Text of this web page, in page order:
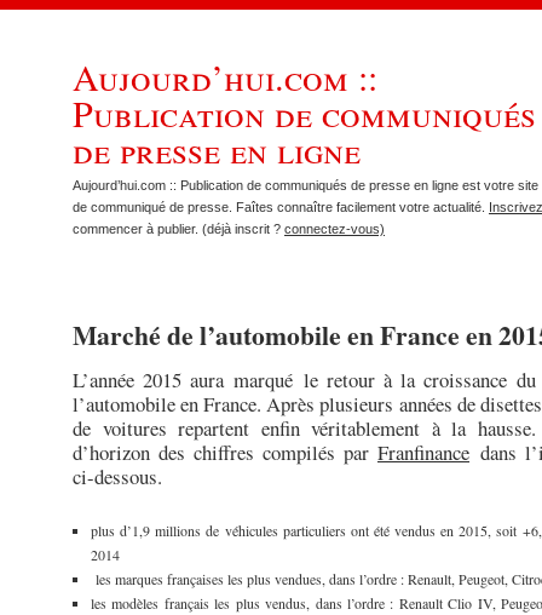
Aujourd’hui.com ::
Publication de communiqués
de presse en ligne
Aujourd’hui.com :: Publication de communiqués de presse en ligne est votre site
de communiqué de presse. Faîtes connaître facilement votre actualité.
commencer à publier. (déjà inscrit ? connectez-vous)
Marché de l’automobile en France en
L’année 2015 aura marqué le retour à la croissance du
l’automobile en France. Après plusieurs années de
de voitures repartent enfin véritablement à la
d’horizon des chiffres compilés par Franfinance dans
ci-dessous.
plus d’1,9 millions de véhicules particuliers ont été vendus en 2015, soit
2014
les marques françaises les plus vendues, dans l’ordre : Renault, Peugeot,
les modèles français les plus vendus, dans l’ordre : Renault Clio IV,